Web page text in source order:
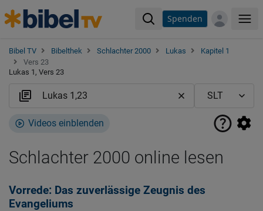
Spenden
Bibel TV Bibelthek Schlachter 2000 Lukas
Kapitel 1
Vers 23
Lukas 1, Vers 23
Videos einblenden
Schlachter 2000 online lesen
Vorrede: Das zuverlässige Zeugnis des
Evangeliums